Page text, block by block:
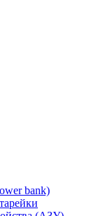
bank)